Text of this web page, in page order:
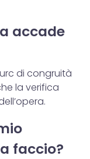
accade
di congruità
la verifica
faccio?